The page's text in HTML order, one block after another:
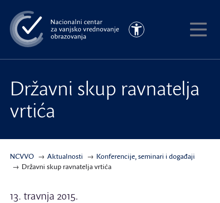
na
glavni
sadržaj
Pristupačnost
Državni skup ravnatelja
vrtića
NCVVO Aktualnosti
Konferencije, seminari i događaji
Državni skup ravnatelja vrtića
13. travnja 2015.